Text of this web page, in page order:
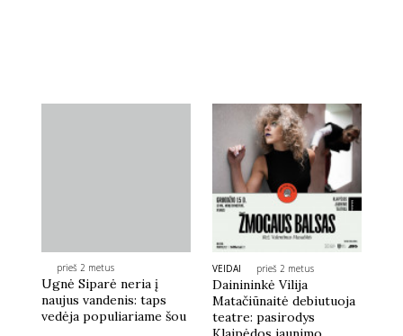
prieš 2 metus
Ugnė Siparė neria į
naujus vandenis: taps
vedėja populiariame šou
VEIDAI prieš 2 metus
Dainininkė Vilija
Matačiūnaitė debiutuoja
teatre: pasirodys